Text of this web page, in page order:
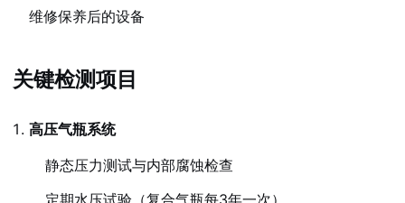
维修保养后的设备
关键检测项目
高压气瓶系统
静态压力测试与内部腐蚀检查
定期水压试验（复合气瓶每3年一次）